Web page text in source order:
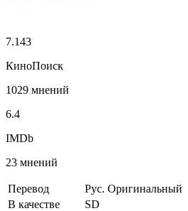
7.143
КиноПоиск
1029 мнений
6.4
IMDb
23 мнений
Перевод
Рус. Оригинальный
В качестве
SD